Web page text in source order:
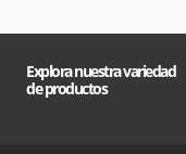
Explora nuestra variedad
de productos